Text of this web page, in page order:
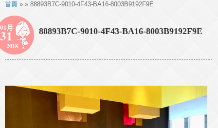
首頁 » » 88893B7C-9010-4F43-BA16-8003B9192F9E
01月
31
2018
88893B7C-9010-4F43-BA16-8003B9192F9E